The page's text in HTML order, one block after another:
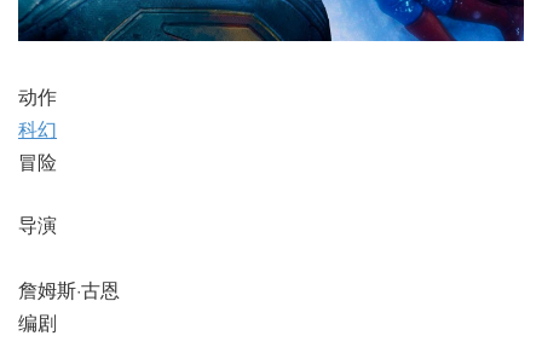
动作
科幻
冒险
导演
詹姆斯·古恩
编剧